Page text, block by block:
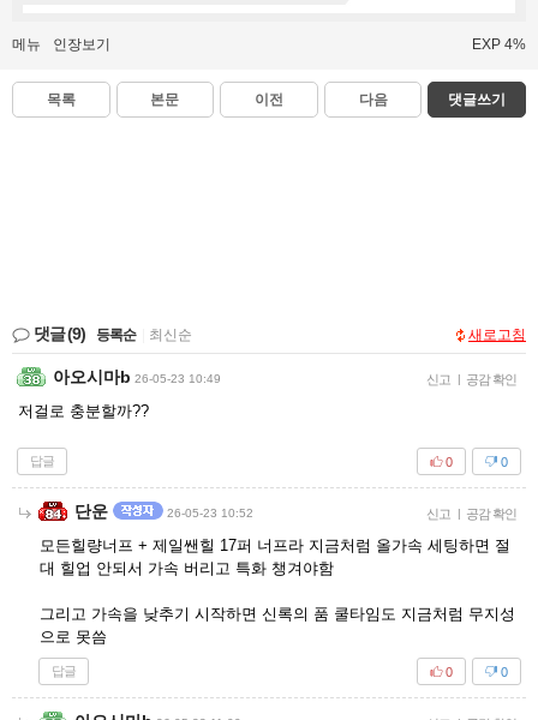
메뉴 인장보기 EXP 4%
목록 본문 이전 다음 댓글쓰기
댓글(9) 등록순 최신순 새로고침
아오시마b 26-05-23 10:49 신고 | 공감 확인
저걸로 충분할까??
답글 0
0
단운 26-05-23 10:52 신고 | 공감 확인
모든힐량너프 + 제일쌘힐 17퍼 너프라 지금처럼 올가속 세팅하면 절
대 힐업 안되서 가속 버리고 특화 챙겨야함
그리고 가속을 낮추기 시작하면 신록의 품 쿨타임도 지금처럼 무지성
으로 못씀
답글 0
0